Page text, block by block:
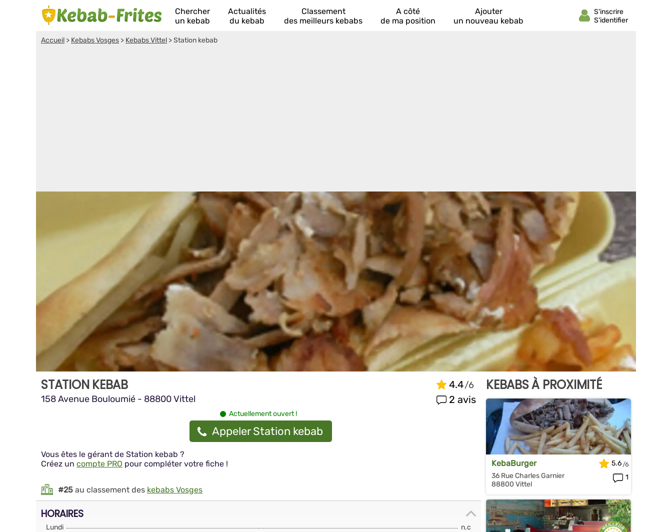
Chercher
un kebab
Actualités
du kebab
Classement
des meilleurs kebabs
A côté
de ma position
Ajouter
un nouveau kebab
Accueil > Kebabs Vosges > Kebabs Vittel >Station kebab
STATION KEBAB
158 Avenue Bouloumié - 88800 Vittel
4.4
2 avis
Actuellement ouvert !
Appeler Station kebab
Vous êtes le gérant de Station kebab ?
Créez un compte PRO pour compléter votre fiche !
#25 au classement des kebabs Vosges
HORAIRES
Lundi
n.c
KEBABS À PROXIMITÉ
KebaBurger
36 Rue Charles Garnier
88800 Vittel
5.6
1